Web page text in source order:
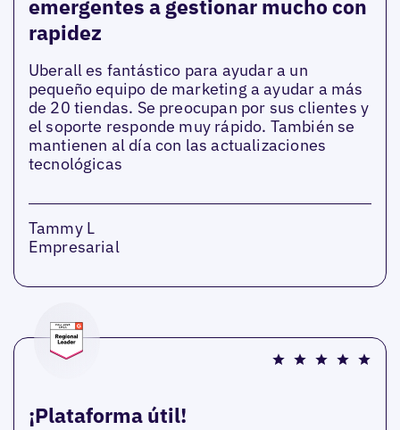
emergentes a gestionar mucho con
rapidez
Uberall es fantástico para ayudar a un
pequeño equipo de marketing a ayudar a más
de 20 tiendas. Se preocupan por sus clientes y
el soporte responde muy rápido. También se
mantienen al día con las actualizaciones
tecnológicas
Tammy L
Empresarial
¡Plataforma útil!